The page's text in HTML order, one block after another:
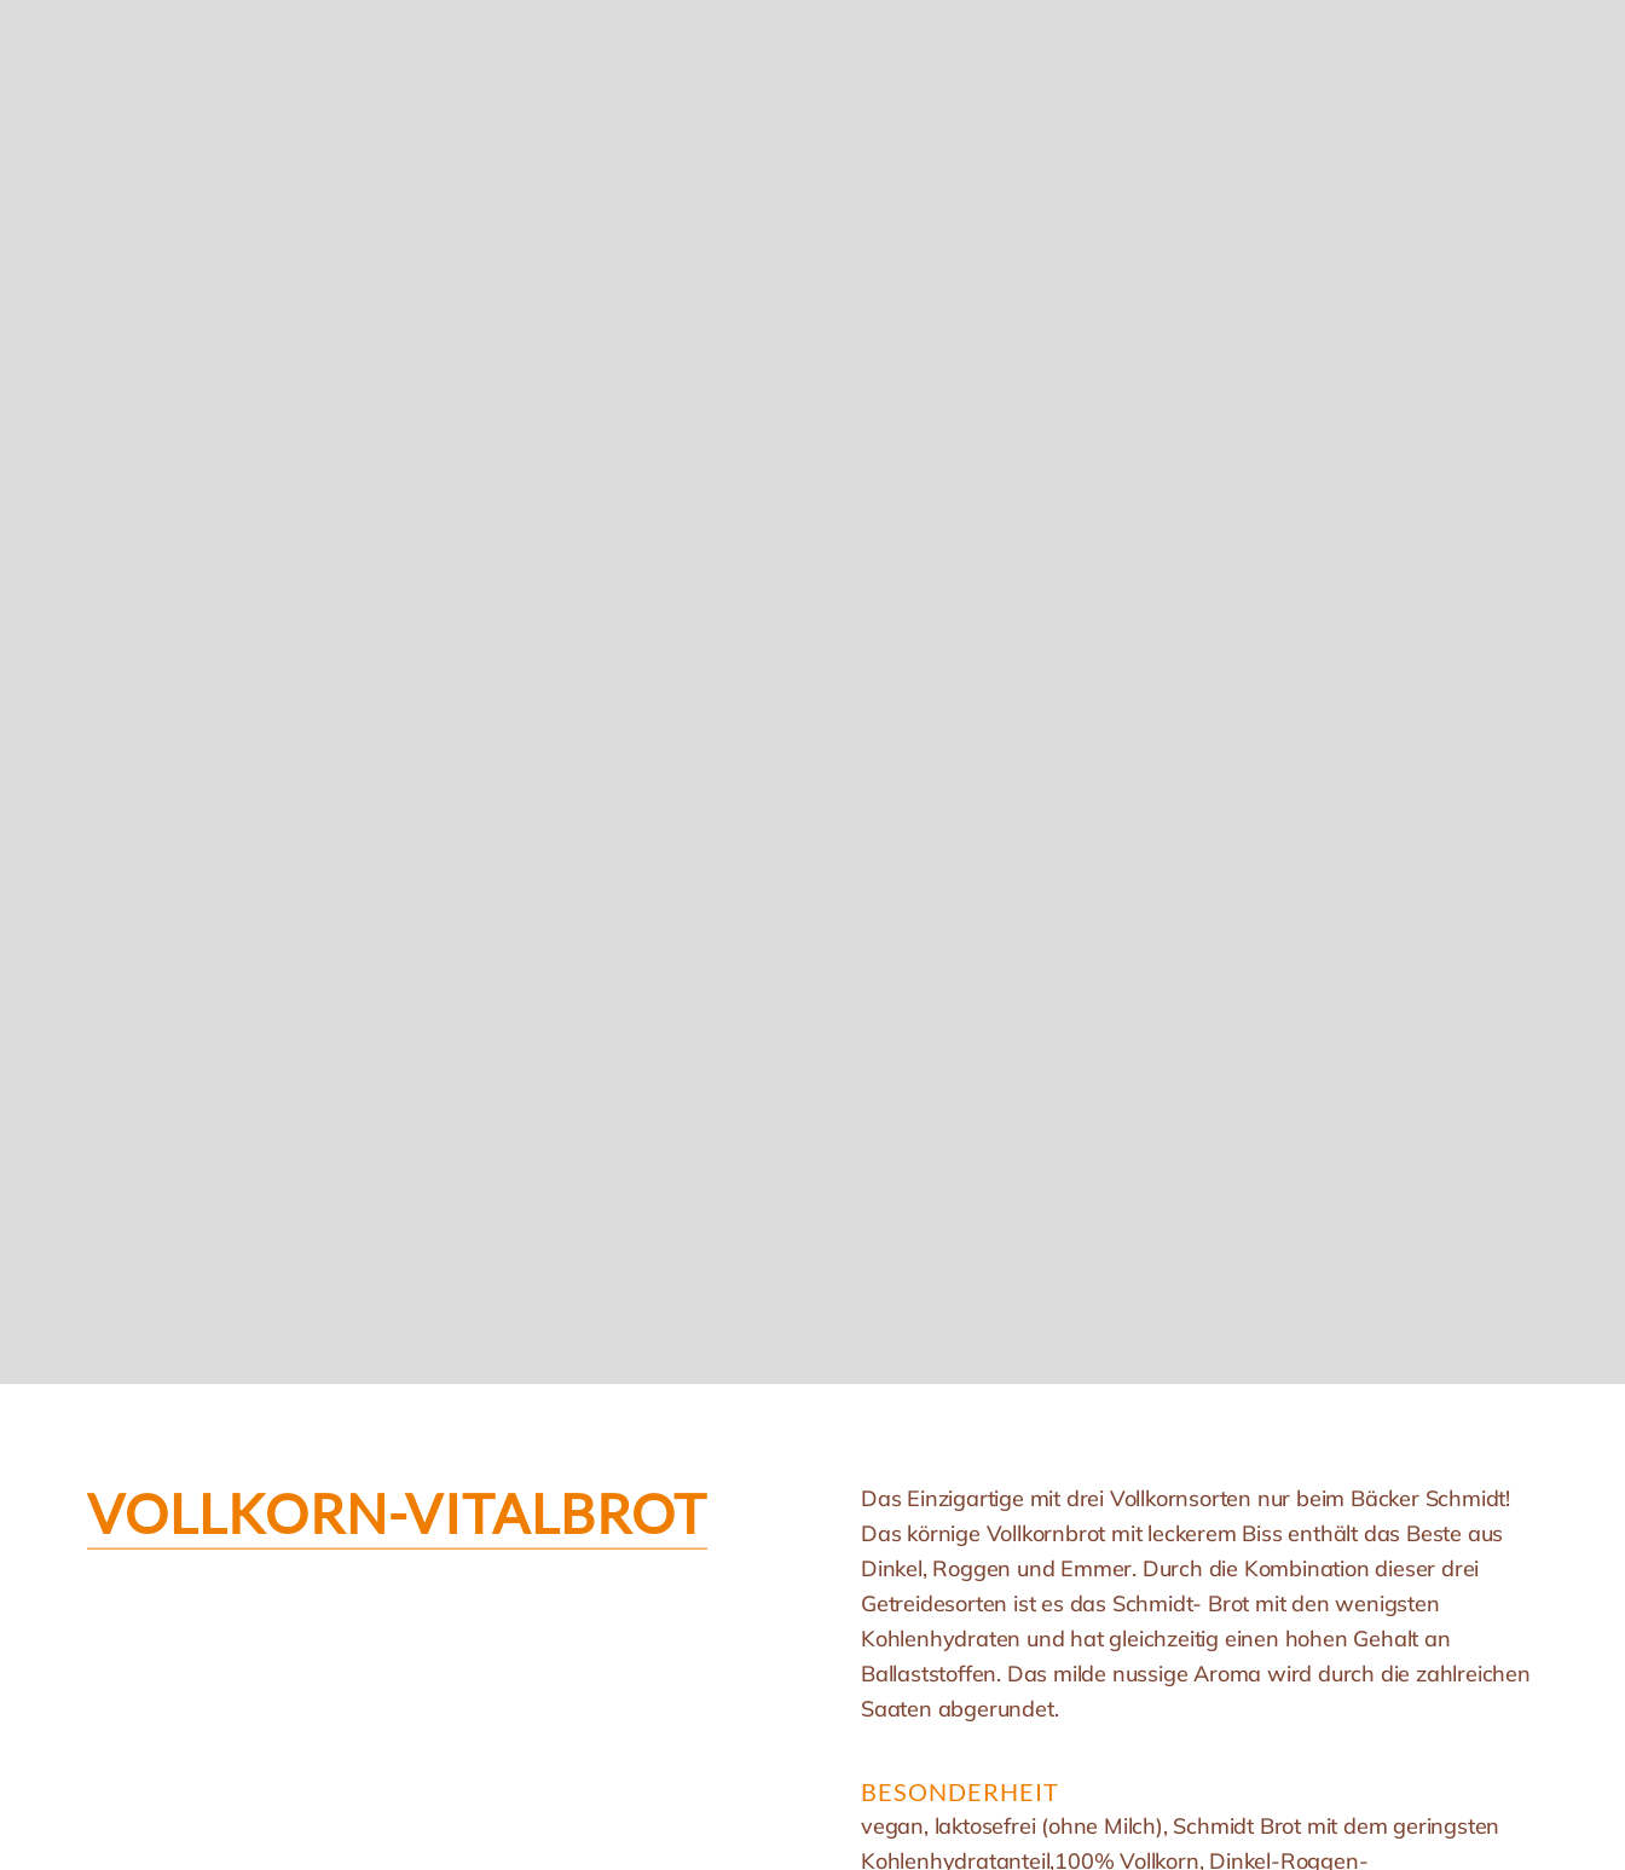
VOLLKORN-VITALBROT
Das Einzigartige mit drei Vollkornsorten nur beim Bäcker Schmidt!
Das körnige Vollkornbrot mit leckerem Biss enthält das Beste aus
Dinkel, Roggen und Emmer. Durch die Kombination dieser drei
Getreidesorten ist es das Schmidt- Brot mit den wenigsten
Kohlenhydraten und hat gleichzeitig einen hohen Gehalt an
Ballaststoffen. Das milde nussige Aroma wird durch die zahlreichen
Saaten abgerundet.
BESONDERHEIT
vegan, laktosefrei (ohne Milch), Schmidt Brot mit dem geringsten
Kohlenhydratanteil,100% Vollkorn, Dinkel-Roggen-